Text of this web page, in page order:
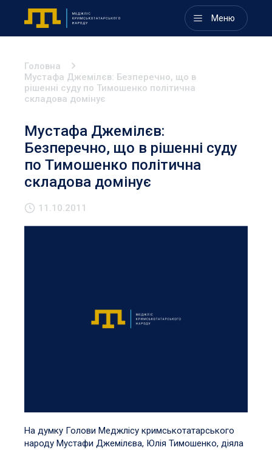
Меню
Головна
Мустафа Джемілєв: Безперечно, що в
рішенні суду по Тимошенко політична
складова домінує
Мустафа Джемілєв:
Безперечно, що в рішенні суду
по Тимошенко політична
складова домінує
11.10.2011
На думку Голови Меджлісу кримськотатарського
народу Мустафи Джемілєва, Юлія Тимошенко, діяла